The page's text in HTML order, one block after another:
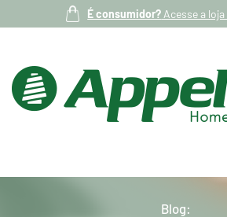
É consumidor? Acesse a
Blog: